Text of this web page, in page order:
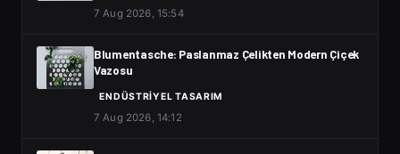
7 Aug 2026, 15:54
Blumentasche: Paslanmaz Çelikten Modern Çiçek
Vazosu
ENDÜSTRIYEL TASARIM
7 Aug 2026, 14:12